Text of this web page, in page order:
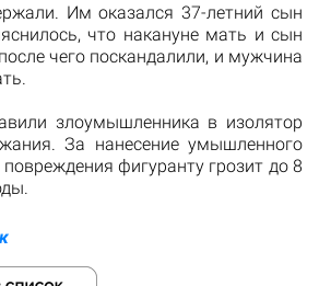
Им оказался 37-летний сын
что накануне мать и сын
чего поскандалили, и мужчина
злоумышленника в изолятор
За нанесение умышленного
повреждения фигуранту грозит до 8